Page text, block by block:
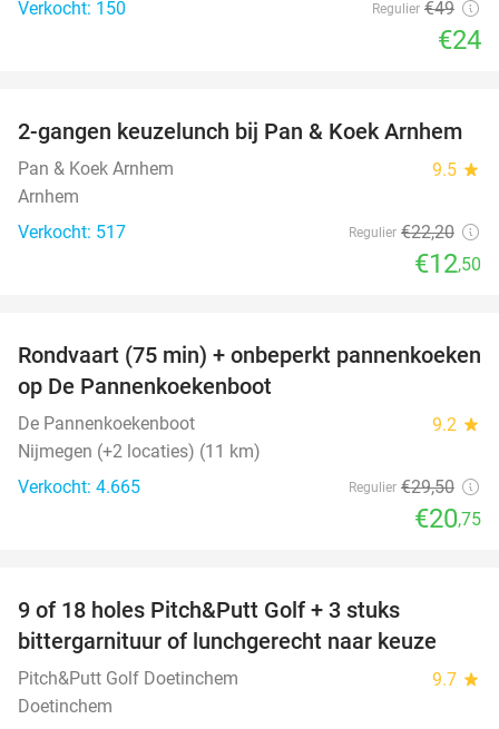
Verkocht: 150 Regulier €49
€24
44%
2-gangen keuzelunch bij Pan & Koek Arnhem
Pan & Koek Arnhem 9.5 star
Arnhem
Verkocht: 517
Regulier €22,20
€12,50
30%
Rondvaart (75 min) + onbeperkt pannenkoeken
op De Pannenkoekenboot
De Pannenkoekenboot 9.2 star
Nijmegen (+2 locaties) (11 km)
Verkocht: 4.665
Regulier €29,50
€20,75
9 of 18 holes Pitch&Putt Golf + 3 stuks
bittergarnituur of lunchgerecht naar keuze
Pitch&Putt Golf Doetinchem 9.7 star
Doetinchem